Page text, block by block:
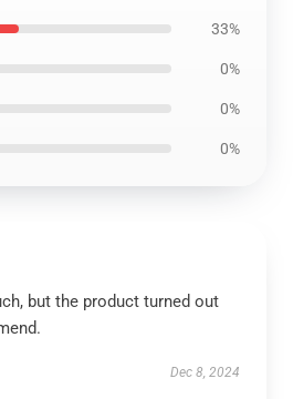
33%
0%
0%
0%
but the product turned out
Dec 8, 2024